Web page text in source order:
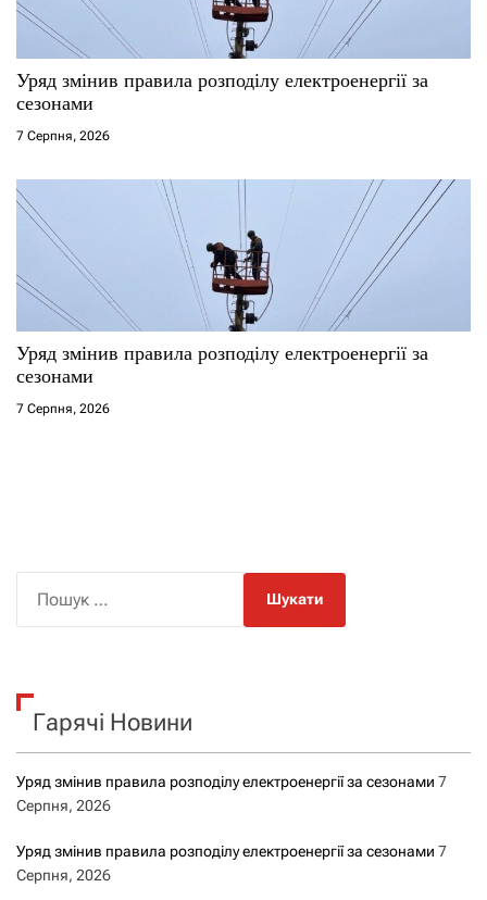
Уряд змінив правила розподілу електроенергії за
сезонами
7 Серпня, 2026
Уряд змінив правила розподілу електроенергії за
сезонами
7 Серпня, 2026
к
Гарячі Новини
Уряд змінив правила розподілу електроенергії за сезонами 7
Серпня, 2026
Уряд змінив правила розподілу електроенергії за сезонами 7
Серпня, 2026